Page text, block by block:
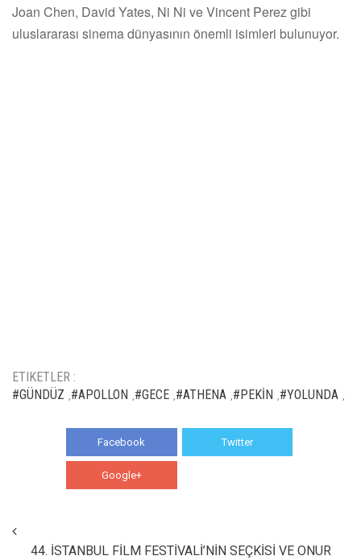
Joan Chen, David Yates, Ni Ni ve Vincent Perez gibi
uluslararası sinema dünyasının önemli isimleri bulunuyor.
ETIKETLER :
#GÜNDÜZ #APOLLON #GECE #ATHENA #PEKİN #YOLUNDA
Facebook Twitter
Google+
44. İSTANBUL FİLM FESTİVALİ’NİN SEÇKİSİ VE ONUR